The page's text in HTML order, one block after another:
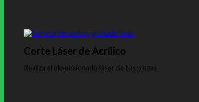
Corte Láser de Acrílico
Realiza el dimensionado láser de tus piezas